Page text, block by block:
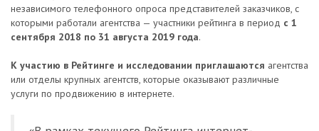
независимого телефонного опроса представителей заказчиков, с
которыми работали агентства — участники рейтинга в период с 1
сентября 2018 по 31 августа 2019 года.
К участию в Рейтинге и исследовании приглашаются агентства
или отделы крупных агентств, которые оказывают различные
услуги по продвижению в интернете.